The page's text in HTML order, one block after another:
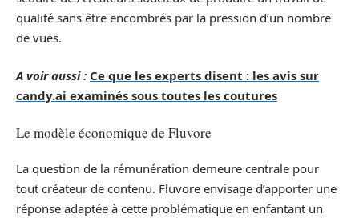
qualité sans être encombrés par la pression d’un nombre
de vues.
A voir aussi : Ce que les experts disent : les avis sur
candy.ai examinés sous toutes les coutures
Le modèle économique de Fluvore
La question de la rémunération demeure centrale pour
tout créateur de contenu. Fluvore envisage d’apporter une
réponse adaptée à cette problématique en enfantant un